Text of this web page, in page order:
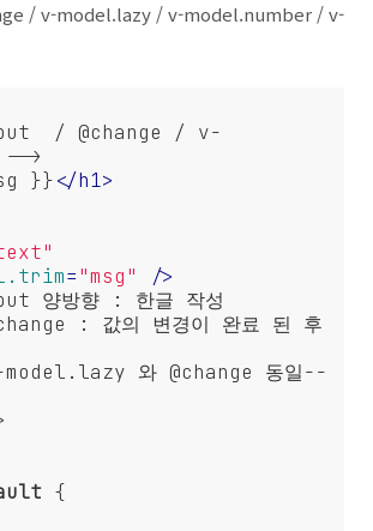
/ v-model.lazy / v-model.number / v-
-->
}}</h1>
="msg"
/>
{